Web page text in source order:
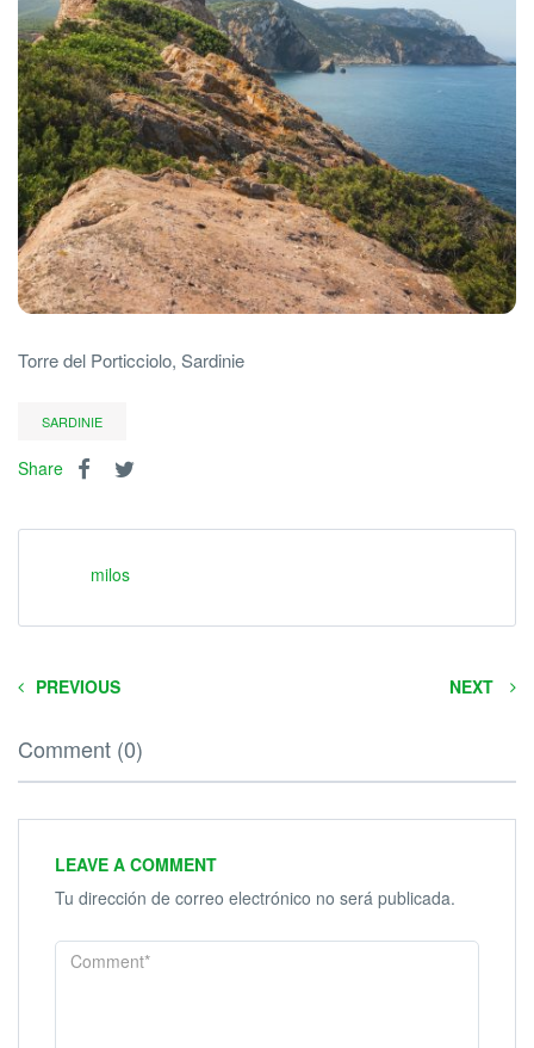
Torre del Porticciolo, Sardinie
SARDINIE
Share
milos
PREVIOUS NEXT
Comment (0)
LEAVE A COMMENT
Tu dirección de correo electrónico no será publicada.